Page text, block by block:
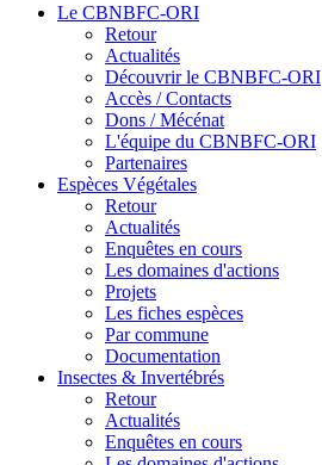
Le CBNBFC-ORI
Retour
Actualités
Découvrir le CBNBFC-ORI
Accès / Contacts
Dons / Mécénat
L'équipe du CBNBFC-ORI
Partenaires
Espèces Végétales
Retour
Actualités
Enquêtes en cours
Les domaines d'actions
Projets
Les fiches espèces
Par commune
Documentation
Insectes & Invertébrés
Retour
Actualités
Enquêtes en cours